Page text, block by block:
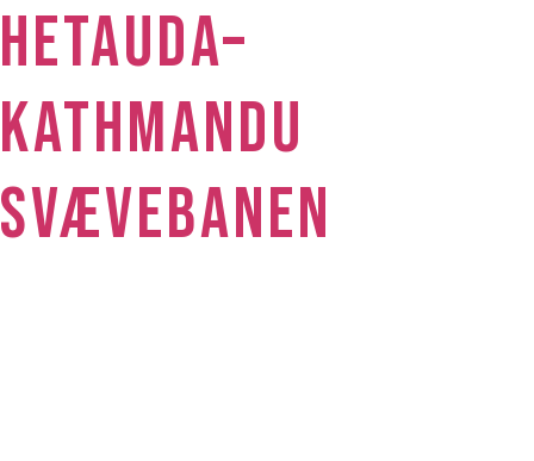
HETAUDA–
KATHMANDU
SVÆVEBANEN